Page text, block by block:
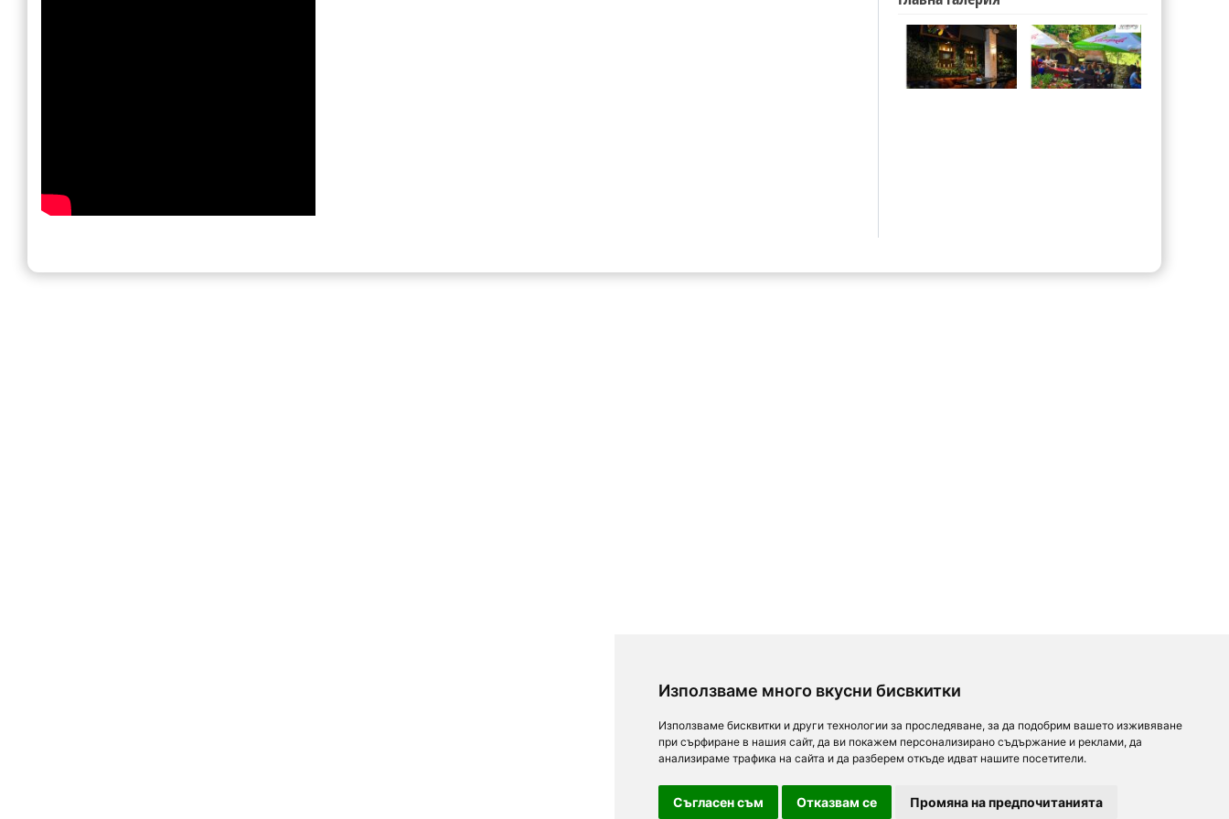
Използваме много вкусни бисвкитки
Използваме бисквитки и други технологии за проследяване, за да подобрим вашето изживяване
при сърфиране в нашия сайт, да ви покажем персонализирано съдържание и реклами, да
анализираме трафика на сайта и да разберем откъде идват нашите посетители.
Съгласен съм Отказвам се Промяна на предпочитанията